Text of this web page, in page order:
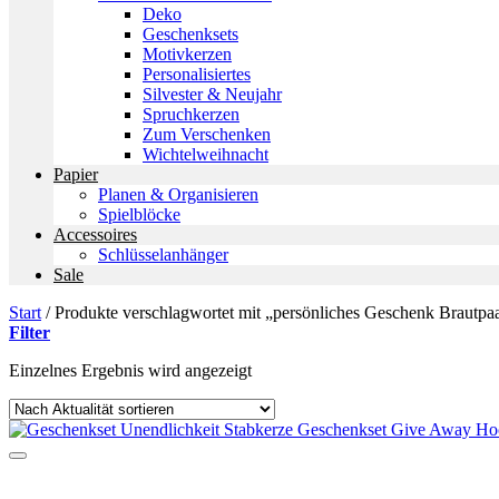
Deko
Geschenksets
Motivkerzen
Personalisiertes
Silvester & Neujahr
Spruchkerzen
Zum Verschenken
Wichtelweihnacht
Papier
Planen & Organisieren
Spielblöcke
Accessoires
Schlüsselanhänger
Sale
Start /Produkte verschlagwortet mit „persönliches Geschenk
Filter
Einzelnes Ergebnis wird angezeigt